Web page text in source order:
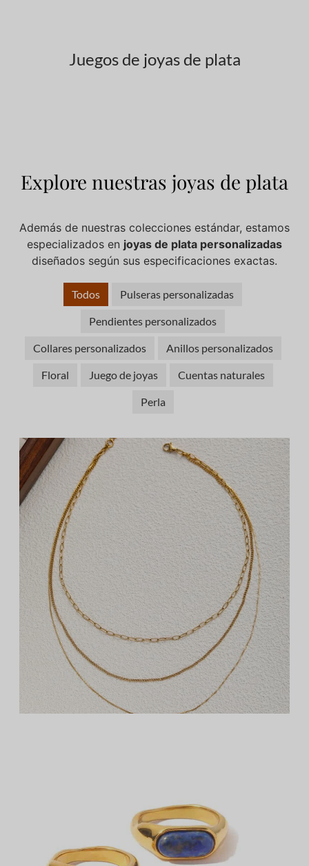
Juegos de joyas de plata
Explore nuestras joyas de plata
Además de nuestras colecciones estándar, estamos
especializados en joyas de plata personalizadas
diseñados según sus especificaciones exactas.
Todos Pulseras personalizadas
Pendientes personalizados
Collares personalizados Anillos personalizados
Floral Juego de joyas Cuentas naturales
Perla